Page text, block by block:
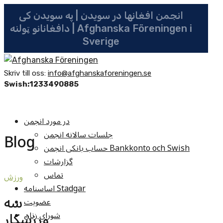
انجمن افغانها در سویدن | په سویدن کی
دافغانانو ټولنه | Afghanska Föreningen i
Sverige
Skriv till oss: info@afghanskaforeningen.se
Swish:1233490885
در مورد انجمن
جلسات سالانه انجمن
حساب بانکی انجمن Bankkonto och Swish
گزارشات
تماس
اساسنامه Stadgar
عضویت
شوراي زنان
Blog
ورزش
سه